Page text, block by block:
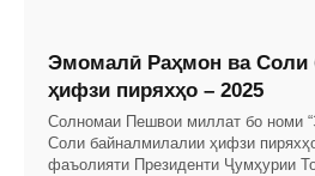
Эмомалӣ Раҳмон ва Соли
ҳифзи пиряхҳо – 2025
Солномаи Пешвои миллат бо номи
Соли байналмилалии ҳифзи
фаъолияти Президенти Ҷумҳурии